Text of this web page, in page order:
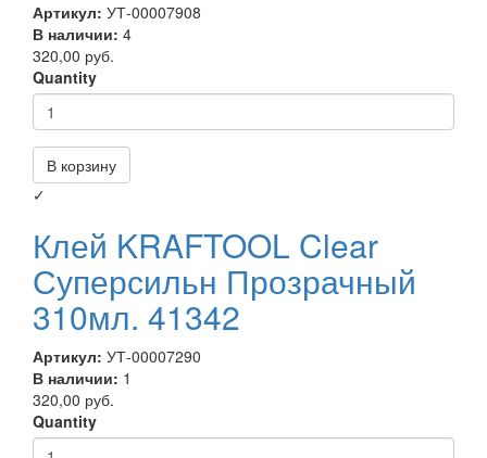
Артикул: УТ-00007908
В наличии: 4
320,00 руб.
Quantity
В корзину
✓
Клей KRAFTOOL Clear
Суперсильн Прозрачный
310мл. 41342
Артикул: УТ-00007290
В наличии: 1
320,00 руб.
Quantity